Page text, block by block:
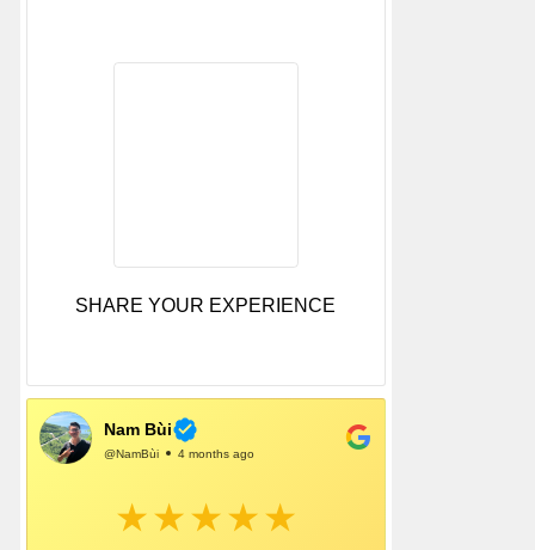
SHARE YOUR EXPERIENCE
Nam Bùi
@NamBùi 4 months ago